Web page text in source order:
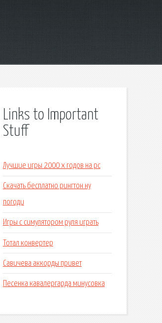
Links to Important
Stuff
Лучшие игры 2000 х годов на pc
Скачать бесплатно рингтон ну
погоди
Игры с симулятором руля играть
Тотал конвертер
Савичева аккорды привет
Песенка кавалергарда минусовка